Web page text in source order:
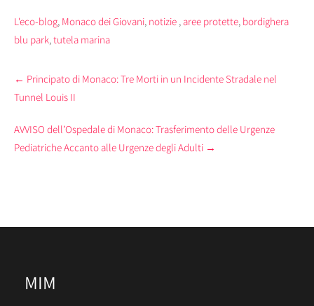
Stabilimenti di
L'eco-blog, Monaco dei Giovani, notizie , aree protette, bordighera
blu park,tutela marina
Post
navigation
← Principato di Monaco: Tre Morti in un Incidente Stradale nel
Tunnel Louis II
AVVISO dell’Ospedale di Monaco: Trasferimento delle Urgenze
Pediatriche Accanto alle Urgenze degli Adulti →
MIM